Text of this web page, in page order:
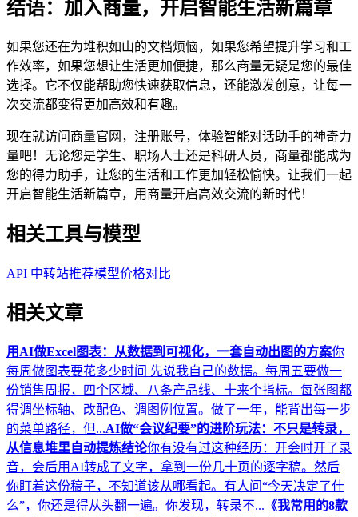
结语：加入商量，开启智能生活新篇章
如果您还在为堆积如山的文档烦恼，如果您希望提升学习和工
作效率，如果您想让生活更加便捷，那么商量无疑是您的最佳
选择。它不仅能帮助您快速获取信息，还能激发创意，让每一
次交流都变得更加高效和有趣。
现在就访问商量官网，注册账号，体验智能对话助手的神奇力
量吧！无论您是学生、职场人士还是科研人员，商量都能成为
您的得力助手，让您的生活和工作更加轻松愉快。让我们一起
开启智能生活新篇章，用商量开启高效交流的新时代！
相关工具与模型
API 中转站推荐模型价格对比
相关文章
用AI做Excel图表：从数据到可视化，一套自动出图的方案你
每周做图表要花多少时间 先说我自己的数据。每周五要做一
份销售周报，四个区域、八条产品线、十来个指标。每张图都
得调坐标轴、改配色、调图例位置。做了一年，能背出每一步
的菜单路径，但...AI做“会议纪要”的进阶玩法：不只是转录，
从信息堆里自动提炼结论你有没有过这种经历：开会时开了录
音，会后用AI转成了文字，拿到一份几十页的逐字稿。然后
你盯着这份稿子，不知道该从哪看起。有人问“今天决定了什
么”，你还是得从头翻一遍。你发现，转录不... 《我常用的8款